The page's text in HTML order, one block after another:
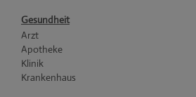
Gesundheit
Arzt
Apotheke
Klinik
Krankenhaus